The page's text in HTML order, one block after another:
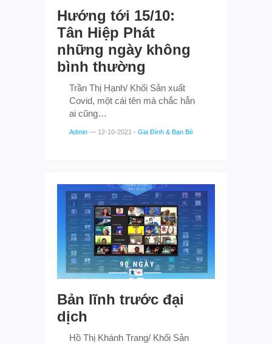
Hướng tới 15/10:
Tân Hiệp Phát
những ngày không
bình thường
Trần Thị Hạnh/ Khối Sản xuất
Covid, một cái tên mà chắc hẳn
ai cũng…
Admin — 12-10-2021 - Gia Đình & Bạn Bè
Bản lĩnh trước đại
dịch
Hồ Thị Khánh Trang/ Khối Sản